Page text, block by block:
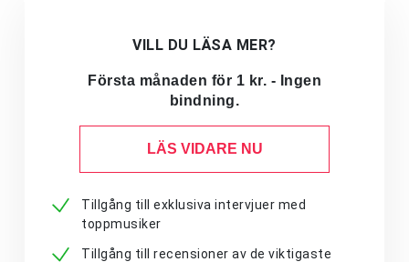
VILL DU LÄSA MER?
Första månaden för 1 kr. - Ingen
bindning.
LÄS VIDARE NU
Tillgång till exklusiva intervjuer med
toppmusiker
Tillgång till recensioner av de viktigaste